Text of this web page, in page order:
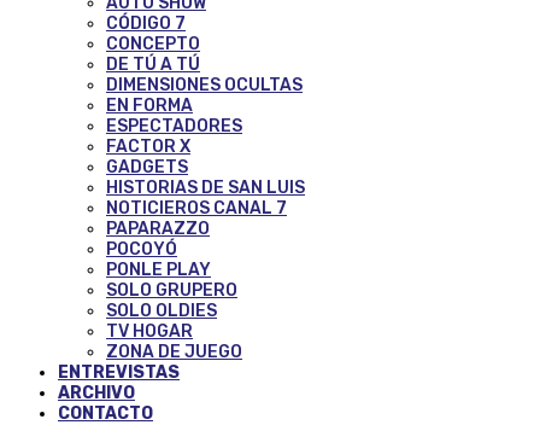
CÓDIGO 7
CONCEPTO
DE TÚ A TÚ
DIMENSIONES OCULTAS
EN FORMA
ESPECTADORES
FACTOR X
GADGETS
HISTORIAS DE SAN LUIS
NOTICIEROS CANAL 7
PAPARAZZO
POCOYÓ
PONLE PLAY
SOLO GRUPERO
SOLO OLDIES
TV HOGAR
ZONA DE JUEGO
ENTREVISTAS
ARCHIVO
CONTACTO